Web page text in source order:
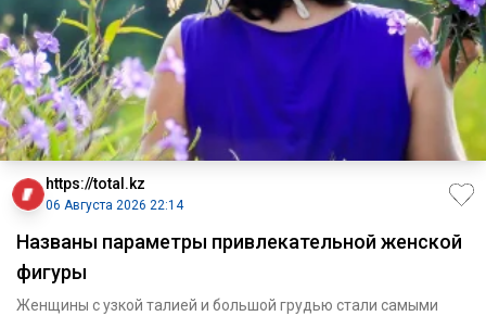
https://total.kz
06 Августа 2026 22:14
Названы параметры привлекательной женской
фигуры
Женщины с узкой талией и большой грудью стали самыми